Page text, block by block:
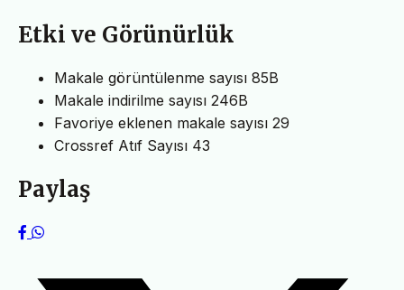
Etki ve Görünürlük
Makale görüntülenme sayısı 85B
Makale indirilme sayısı 246B
Favoriye eklenen makale sayısı 29
Crossref Atıf Sayısı 43
Paylaş